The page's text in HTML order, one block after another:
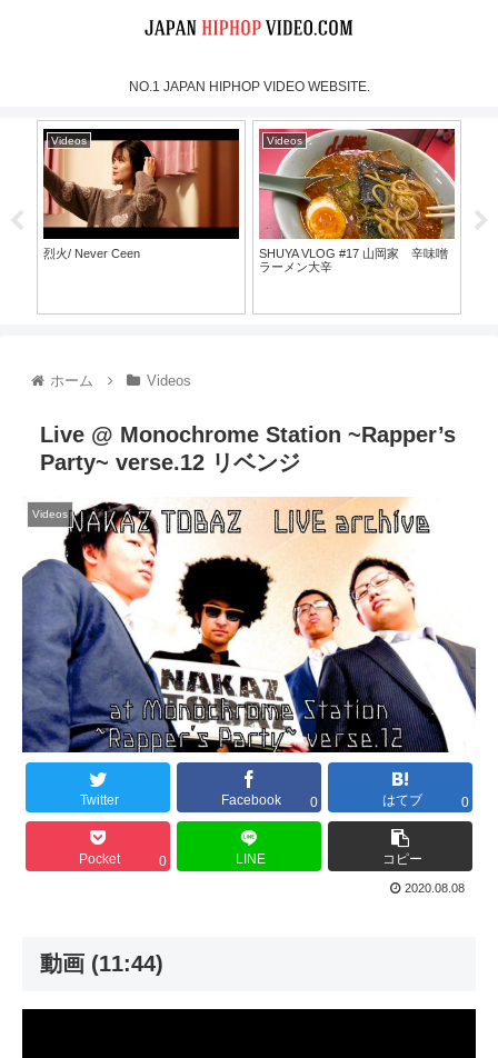
NO.1 JAPAN HIPHOP VIDEO WEBSITE.
Videos
烈火/ Never Ceen
Videos
SHUYA VLOG #17 山岡家 辛味噌
ラーメン大辛
ホーム Videos
Live @ Monochrome Station ~Rapper’s
Party~ verse.12 リベンジ
Videos
Twitter Facebook 0 はてブ 0
Pocket 0 LINE コピー
2020.08.08
動画 (11:44)